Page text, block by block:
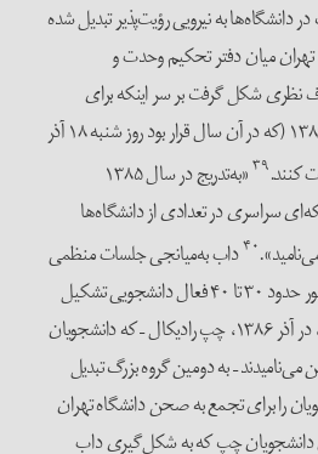
چپ در دانشگاه‌ها به نیرویی رؤیت‌پذیر تبدیل شده
تهران میان دفتر تحکیم وحدت و
نظری شکل گرفت بر سر اینکه برای
مراسم روز دانشجو در آذرماه ۱۳۸۶ (که در آن سال قرار بود روز شنبه ۱۸ آذر
کنند.۳۹
«به‌تدریج در سال ۱۳۸۵
سراسری در تعدادی از دانشگاه‌ها
۴۰داب به‌میانجی جلسات منظمی
که هر دوهفته یک بار و با حضور حدود ۳۰ تا ۴۰ فعال دانشجویی تشکیل
می‌شد، پدید آمد. به‌طور دقیق، در آذر ۱۳۸۶، چپ رادیکال – که دانشجویان
خود را چنین می‌نامیدند – به دومین گروه بزرگ تبدیل
را برای تجمع به صحن دانشگاه تهران
دانشجویان چپ که به شکل‌گیری داب